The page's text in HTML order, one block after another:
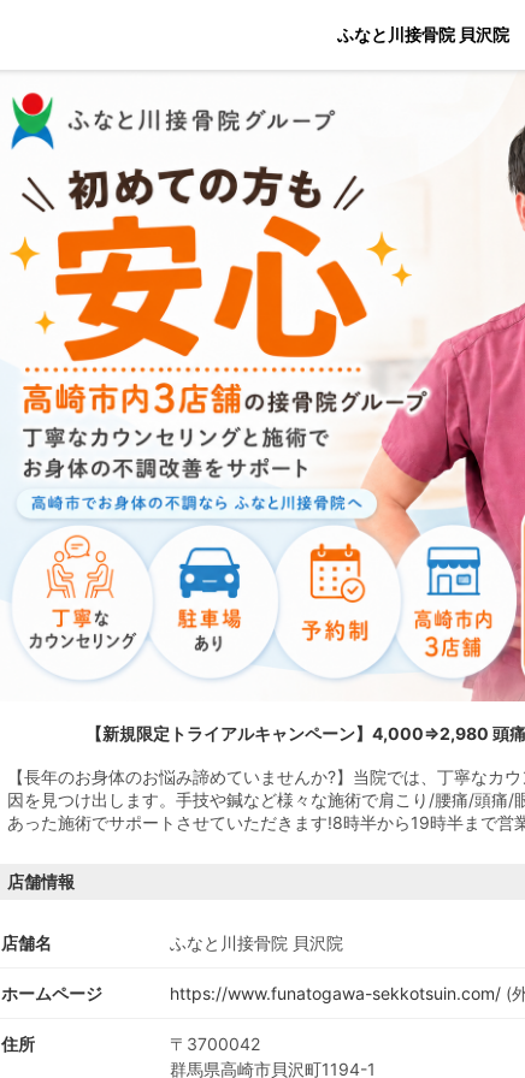
ふなと川接骨院 貝沢院
【新規限定トライアルキャンペーン】4,000⇒2,980 頭
【長年のお身体のお悩み諦めていませんか?】当院では、丁寧なカ
因を見つけ出します。手技や鍼など様々な施術で肩こり/腰痛/頭痛/
あった施術でサポートさせていただきます!8時半から19時半まで営
店舗情報
店舗名 ふなと川接骨院 貝沢院
ホームページ https://www.funatogawa-sekkotsuin.com/ (
住所
〒3700042
群馬県高崎市貝沢町1194-1